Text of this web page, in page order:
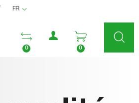
FR
Ouvrir la liste
0
Menu utilisateur
Ouvrir le
0